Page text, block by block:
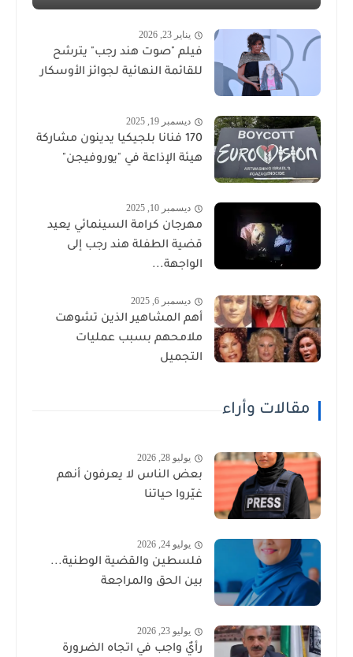
يناير 23, 2026
فيلم "صوت هند رجب" يترشح
للقائمة النهائية لجوائز الأوسكار
ديسمبر 19, 2025
170 فنانا بلجيكيا يدينون مشاركة
هيئة الإذاعة في "يوروفيجن"
ديسمبر 10, 2025
مهرجان كرامة السينمائي يعيد
قضية الطفلة هند رجب إلى
الواجهة...
ديسمبر 6, 2025
أهم المشاهير الذين تشوهت
ملامحهم بسبب عمليات
التجميل
مقالات وأراء
يوليو 28, 2026
بعض الناس لا يعرفون أنهم
غيّروا حياتنا
يوليو 24, 2026
فلسطين والقضية الوطنية...
بين الحق والمراجعة
يوليو 23, 2026
رأيٌ واجب في اتجاه الضرورة